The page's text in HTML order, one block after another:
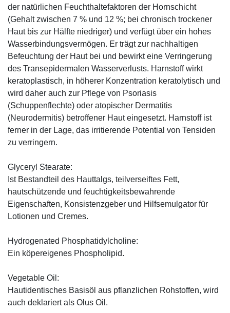
der natürlichen Feuchthaltefaktoren der Hornschicht
(Gehalt zwischen 7 % und 12 %; bei chronisch trockener
Haut bis zur Hälfte niedriger) und verfügt über ein hohes
Wasserbindungsvermögen. Er trägt zur nachhaltigen
Befeuchtung der Haut bei und bewirkt eine Verringerung
des Transepidermalen Wasserverlusts. Harnstoff wirkt
keratoplastisch, in höherer Konzentration keratolytisch und
wird daher auch zur Pflege von Psoriasis
(Schuppenflechte) oder atopischer Dermatitis
(Neurodermitis) betroffener Haut eingesetzt. Harnstoff ist
ferner in der Lage, das irritierende Potential von Tensiden
zu verringern.
Glyceryl Stearate:
Ist Bestandteil des Hauttalgs, teilverseiftes Fett,
hautschützende und feuchtigkeitsbewahrende
Eigenschaften, Konsistenzgeber und Hilfsemulgator für
Lotionen und Cremes.
Hydrogenated Phosphatidylcholine:
Ein köpereigenes Phospholipid.
Vegetable Oil:
Hautidentisches Basisöl aus pflanzlichen Rohstoffen, wird
auch deklariert als Olus Oil.